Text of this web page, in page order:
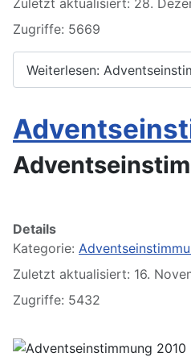
Zugriffe: 5669
Weiterlesen:
Details
Kategorie:
Zuletzt aktualisiert: 16.
Zugriffe: 5432